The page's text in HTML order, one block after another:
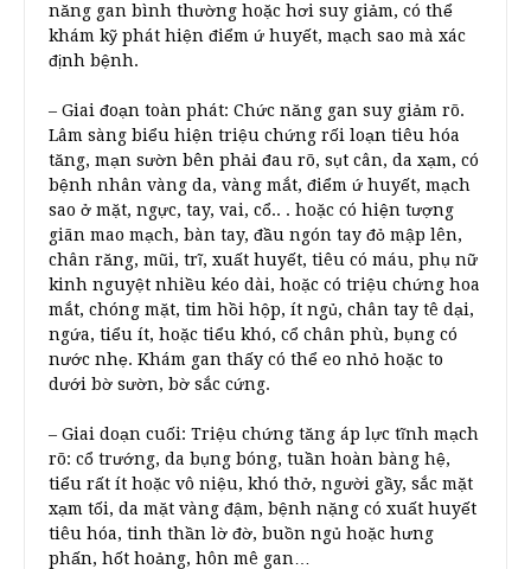
năng gan bình thường hoặc hơi suy giảm, có thể
khám kỹ phát hiện điểm ứ huyết, mạch sao mà xác
định bệnh.
– Giai đoạn toàn phát: Chức năng gan suy giảm rõ.
Lâm sàng biểu hiện triệu chứng rối loạn tiêu hóa
tăng, mạn sườn bên phải đau rõ, sụt cân, da xạm, có
bệnh nhân vàng da, vàng mắt, điểm ứ huyết, mạch
sao ở mặt, ngực, tay, vai, cổ.. . hoặc có hiện tượng
giãn mao mạch, bàn tay, đầu ngón tay đỏ mập lên,
chân răng, mũi, trĩ, xuất huyết, tiêu có máu, phụ nữ
kinh nguyệt nhiều kéo dài, hoặc có triệu chứng hoa
mắt, chóng mặt, tim hồi hộp, ít ngủ, chân tay tê dại,
ngứa, tiểu ít, hoặc tiểu khó, cổ chân phù, bụng có
nước nhẹ. Khám gan thấy có thể eo nhỏ hoặc to
dưới bờ sườn, bờ sắc cứng.
– Giai doạn cuối: Triệu chứng tăng áp lực tĩnh mạch
rõ: cổ trướng, da bụng bóng, tuần hoàn bàng hệ,
tiểu rất ít hoặc vô niệu, khó thở, người gầy, sắc mặt
xạm tối, da mặt vàng đậm, bệnh nặng có xuất huyết
tiêu hóa, tinh thần lờ đờ, buồn ngủ hoặc hưng
phấn, hốt hoảng, hôn mê gan…